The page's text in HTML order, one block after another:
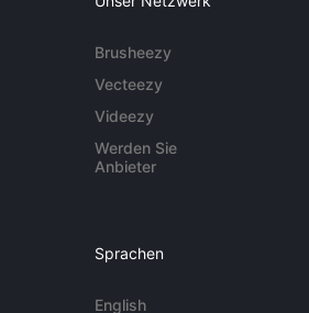
Brusheezy
Vecteezy
Videezy
Werden Sie
Anbieter
Sprachen
English